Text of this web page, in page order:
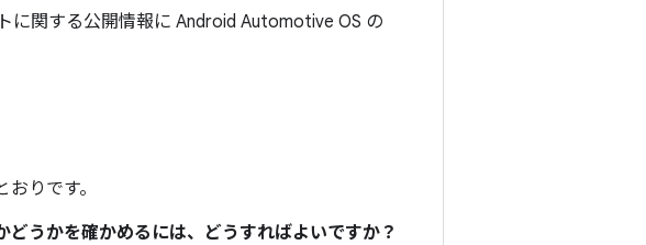
に関する公開情報に Android Automotive OS の
りです。
うかを確かめるには、どうすればよいですか？